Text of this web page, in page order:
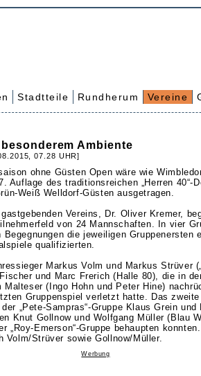
Stadtteile Rundherum Vereine
Ambiente
07.28 UHR]
ohne Güsten Open wäre wie
Auflage des traditionsreichen „Herren 40“-
Weiß Welldorf-Güsten ausgetragen.
Vereins, Dr. Oliver Kremer,
von 24 Mannschaften. In vier
die jeweiligen Gruppenersten
qualifizierten.
Markus Volm und Markus Strüver
und Marc Frerich (Halle 80), die in
Malteser (Ingo Hohn und Peter Hine)
Gruppenspiel verletzt hatte. Das
„Pete-Sampras“-Gruppe Klaus Grein und
Knut Gollnow und Wolfgang Müller (Blau
„Roy-Emerson“-Gruppe behaupten
Volm/Strüver sowie Gollnow/Müller.
Werbung